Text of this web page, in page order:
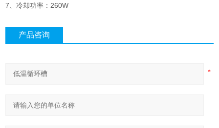
7、冷却功率：260W
产品咨询